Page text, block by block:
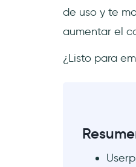
de uso y te
aumentar el
¿Listo para